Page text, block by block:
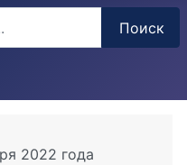
Поиск
2022 года